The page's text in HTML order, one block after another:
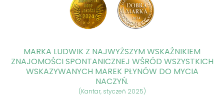
MARKA LUDWIK Z NAJWYŻSZYM WSKAŹNIKIEM
ZNAJOMOŚCI SPONTANICZNEJ WŚRÓD WSZYSTKICH
WSKAZYWANYCH MAREK PŁYNÓW DO MYCIA
NACZYŃ.
(Kantar, styczeń 2025)